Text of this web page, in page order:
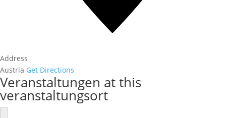
Address
Austria Get Directions
Veranstaltungen at this
veranstaltungsort